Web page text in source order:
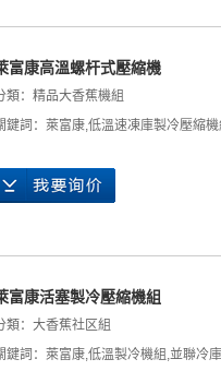
富康高溫螺杆式壓縮機
類： 精品大香蕉機組
鍵詞： 萊富康,低溫速凍庫製冷壓縮
富康活塞製冷壓縮機組
類： 大香蕉社区組
鍵詞： 萊富康,低溫製冷機組 ,並聯冷